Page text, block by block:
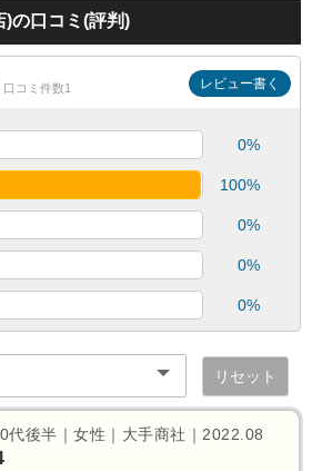
)の口コミ(評判)
口コミ件数1 レビュー書く
0%
100%
0%
0%
0%
リセット
代後半｜女性｜大手商社｜2022.08